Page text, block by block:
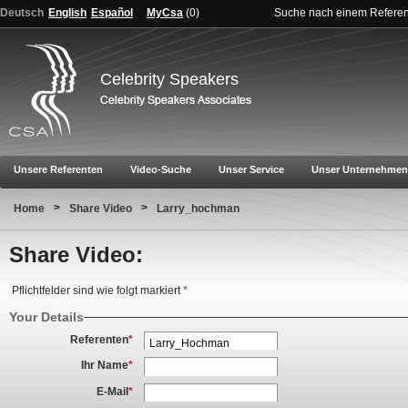
Deutsch English Español MyCsa (0) Suche nach einem
Celebrity Speakers
Unsere Referenten Video-Suche Unser Service Unser Unternehmen
Home > Share Video > Larry_hochman
Share Video:
Pflichtfelder sind wie folgt markiert*
Your Details
Referenten*
Ihr Name*
E-Mail*